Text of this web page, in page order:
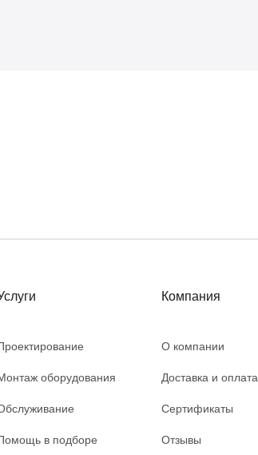
оборудования
в подборе
Компания
О компании
Доставка и оплата
Сертификаты
Отзывы